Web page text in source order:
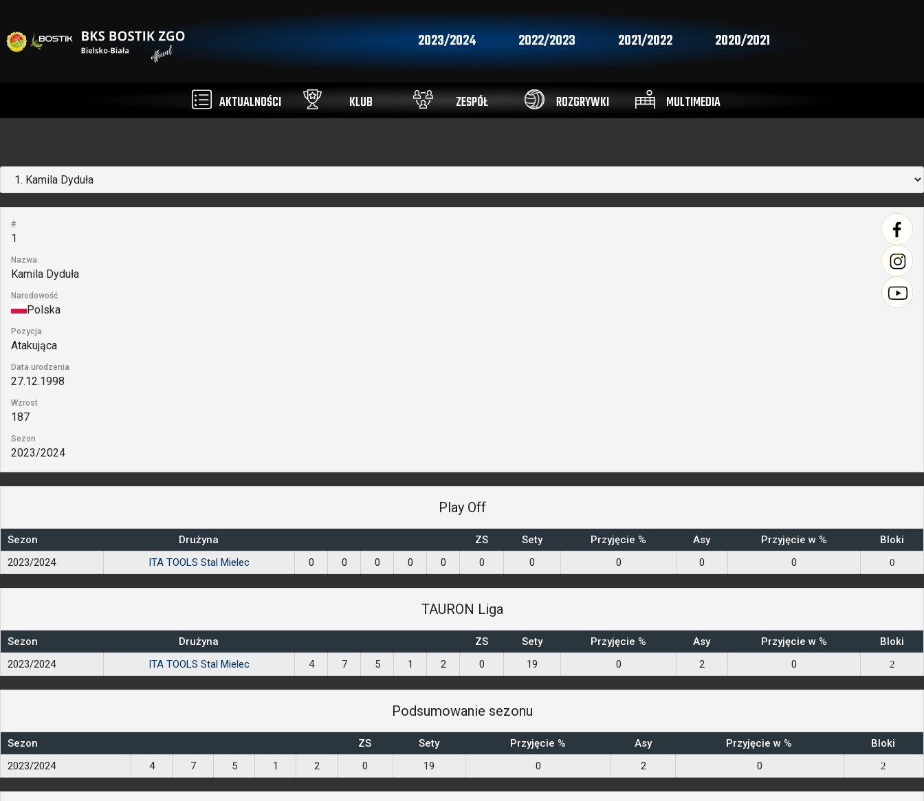
2023/2024 2022/2023 2021/2022 2020/2021
AKTUALNOŚCI KLUB ZESPÓŁ ROZGRYWKI MULTIMEDIA
#
1
Nazwa
Kamila Dyduła
Narodowość
Polska
Pozycja
Atakująca
Data urodzenia
27.12.1998
Wzrost
187
Sezon
2023/2024
Play Off
Sezon Drużyna ZS Sety Przyjęcie % Asy Przyjęcie w %
Bloki
2023/2024
ITA TOOLS Stal Mielec 0 0 0 0 0 0 0 0 0 0 0
TAURON Liga
Sezon Drużyna ZS Sety Przyjęcie % Asy Przyjęcie w %
Bloki
2023/2024
ITA TOOLS Stal Mielec 4 7 5 1 2 0 19 0 2 0 2
Podsumowanie sezonu
Sezon ZS Sety Przyjęcie % Asy Przyjęcie w %
Bloki
2023/2024
4 7 5 1 2 0 19 0 2 0 2